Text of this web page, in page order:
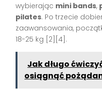
wybierając mini bands,
pilates. Po trzecie
zaawansowania,
18-25 kg [2][4].
Jak długo
osiągnąć